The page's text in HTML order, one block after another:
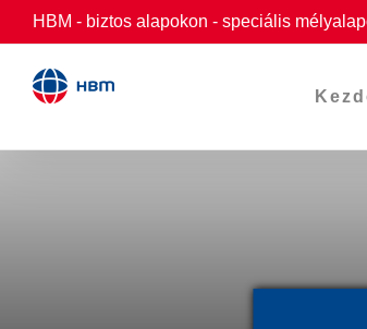
Skip
to
content
HBM - biztos alapokon - speciális